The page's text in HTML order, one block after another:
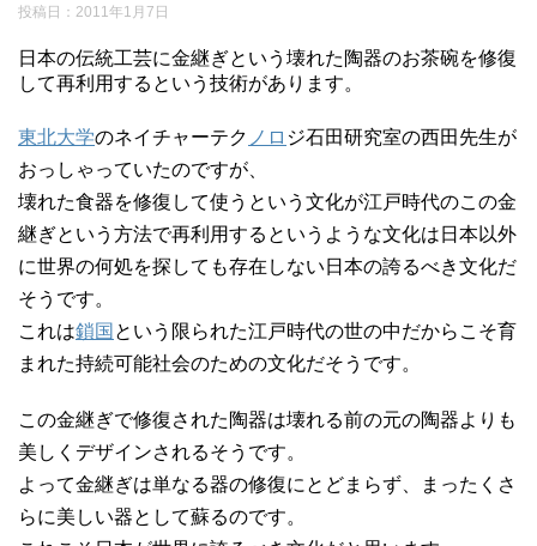
投稿日： 2011年1月7日
日本の伝統工芸に金継ぎという壊れた陶器のお茶碗を修復
して再利用するという技術があります。
東北大学のネイチャーテク ノロ ジ石田研究室の西田先生が
おっしゃっていたのですが、
壊れた食器を修復して使うという文化が江戸時代のこの金
継ぎという方法で再利用するというような文化は日本以外
に世界の何処を探しても存在しない日本の誇るべき文化だ
そうです。
これは鎖国 という限られた江戸時代の世の中だからこそ育
まれた持続可能社会のための文化だそうです。
この金継ぎで修復された陶器は壊れる前の元の陶器よりも
美しくデザインされるそうです。
よって金継ぎは単なる器の修復にとどまらず、まったくさ
らに美しい器として蘇るのです。